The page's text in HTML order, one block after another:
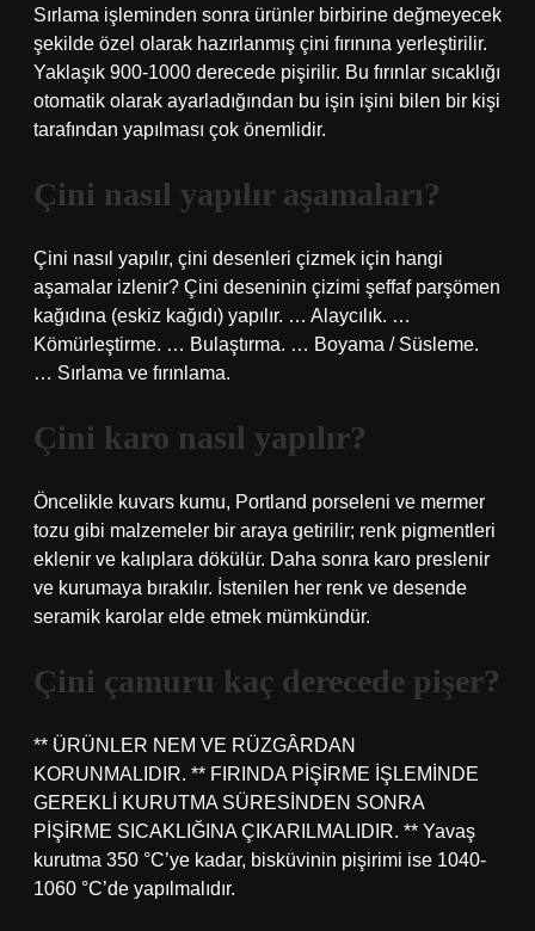
Sırlama işleminden sonra ürünler birbirine değmeyecek
şekilde özel olarak hazırlanmış çini fırınına yerleştirilir.
Yaklaşık 900-1000 derecede pişirilir. Bu fırınlar sıcaklığı
otomatik olarak ayarladığından bu işin işini bilen bir kişi
tarafından yapılması çok önemlidir.
Çini nasıl yapılır aşamaları?
Çini nasıl yapılır, çini desenleri çizmek için hangi
aşamalar izlenir? Çini deseninin çizimi şeffaf parşömen
kağıdına (eskiz kağıdı) yapılır. … Alaycılık. …
Kömürleştirme. … Bulaştırma. … Boyama / Süsleme.
… Sırlama ve fırınlama.
Çini karo nasıl yapılır?
Öncelikle kuvars kumu, Portland porseleni ve mermer
tozu gibi malzemeler bir araya getirilir; renk pigmentleri
eklenir ve kalıplara dökülür. Daha sonra karo preslenir
ve kurumaya bırakılır. İstenilen her renk ve desende
seramik karolar elde etmek mümkündür.
Çini çamuru kaç derecede pişer?
** ÜRÜNLER NEM VE RÜZGÂRDAN
KORUNMALIDIR. ** FIRINDA PİŞİRME İŞLEMİNDE
GEREKLİ KURUTMA SÜRESİNDEN SONRA
PİŞİRME SICAKLIĞINA ÇIKARILMALIDIR. ** Yavaş
kurutma 350 °C’ye kadar, bisküvinin pişirimi ise 1040-
1060 °C’de yapılmalıdır.